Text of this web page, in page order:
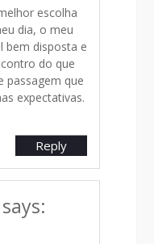
escolha
dia, o meu
bem disposta e
do que
passagem que
expectativas.
Reply
says: